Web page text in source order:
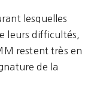
lesquelles
leurs difficultés,
restent très en
de la